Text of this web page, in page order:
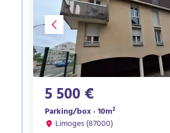
5 500 €
Parking/box · 10m²
Limoges (87000)